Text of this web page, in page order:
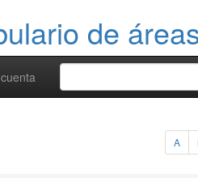
de
A